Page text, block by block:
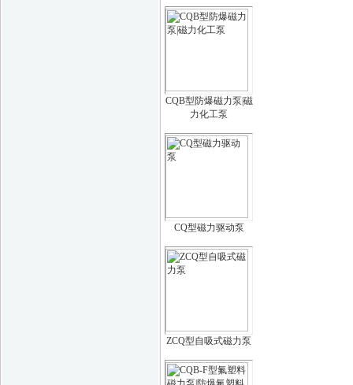
CQB型防爆磁力泵|磁
力化工泵
CQ型磁力驱动泵
ZCQ型自吸式磁力泵